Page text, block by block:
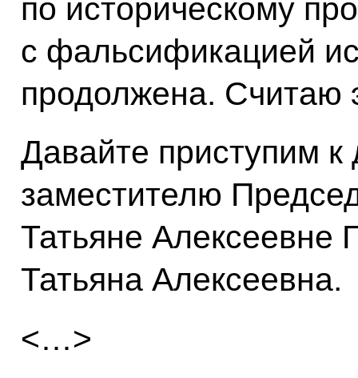
по историческому
с фальсификацией
продолжена. Считаю
Давайте приступим
заместителю
Татьяне Алексеевне
Татьяна Алексеевна.
<…>